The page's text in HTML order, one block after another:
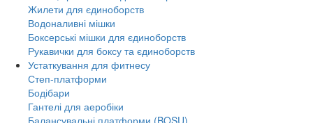
Жилети для єдиноборств
Водоналивні мішки
Боксерські мішки для єдиноборств
Рукавички для боксу та єдиноборств
Устаткування для фитнесу
Степ-платформи
Бодібари
Гантелі для аеробіки
Балансувальні платформи (BOSU)